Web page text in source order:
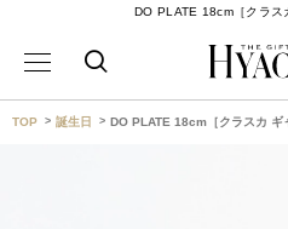
DO PLATE 18cm［クラス
TOP 誕生日 DO PLATE 18cm［クラスカ ギ